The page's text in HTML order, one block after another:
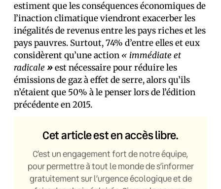
estiment que les conséquences économiques de
l’inaction climatique viendront exacerber les
inégalités de revenus entre les pays riches et les
pays pauvres. Surtout, 74% d’entre elles et eux
considèrent qu’une action « immédiate et
radicale »est nécessaire pour réduire les
émissions de gaz à effet de serre, alors qu’ils
n’étaient que 50% à le penser lors de l’édition
précédente en 2015.
Cet article est en accès libre.
C’est un engagement fort de notre équipe,
pour permettre à tout le monde de s’informer
gratuitement sur l’urgence écologique et de